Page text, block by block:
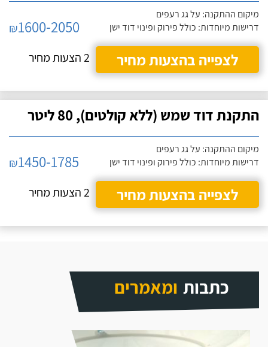
מיקום ההתקנה: על גג רעפים
דרישות מיוחדות: כולל פירוק ופינוי דוד ישן
₪1600-2050
לצפייה בהצעות מחיר
2 הצעות מחיר
התקנת דוד שמש (ללא קולטים), 80 ליטר
מיקום ההתקנה: על גג רעפים
דרישות מיוחדות: כולל פירוק ופינוי דוד ישן
₪1450-1785
לצפייה בהצעות מחיר
2 הצעות מחיר
כתבות ומאמרים